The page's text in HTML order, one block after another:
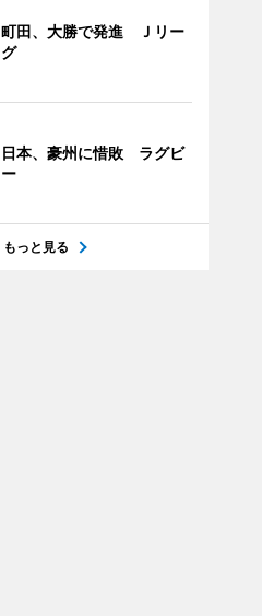
町田、大勝で発進 Ｊリー
グ
日本、豪州に惜敗 ラグビ
ー
もっと見る